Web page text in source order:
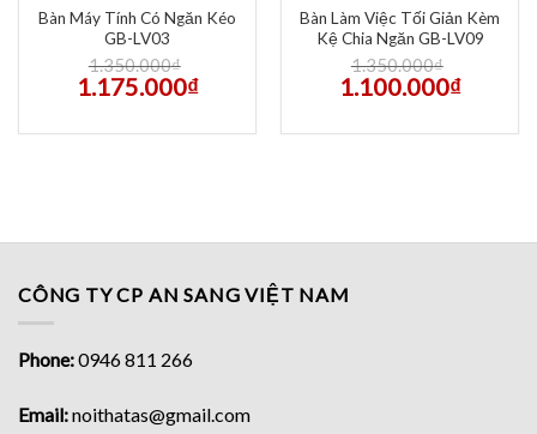
Bàn Máy Tính Có Ngăn Kéo
GB-LV03
1.350.000₫
1.175.000₫
Bàn Làm Việc Tối Giản Kèm
Kệ Chia Ngăn GB-LV09
1.350.000₫
1.100.000₫
CÔNG TY CP AN SANG VIỆT NAM
Phone:0946 811 266
Email:noithatas@gmail.com